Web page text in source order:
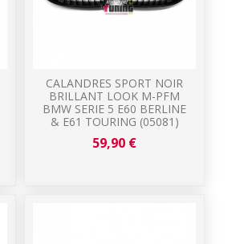
CALANDRES SPORT NOIR
BRILLANT LOOK M-PFM
BMW SERIE 5 E60 BERLINE
& E61 TOURING (05081)
59,90 €